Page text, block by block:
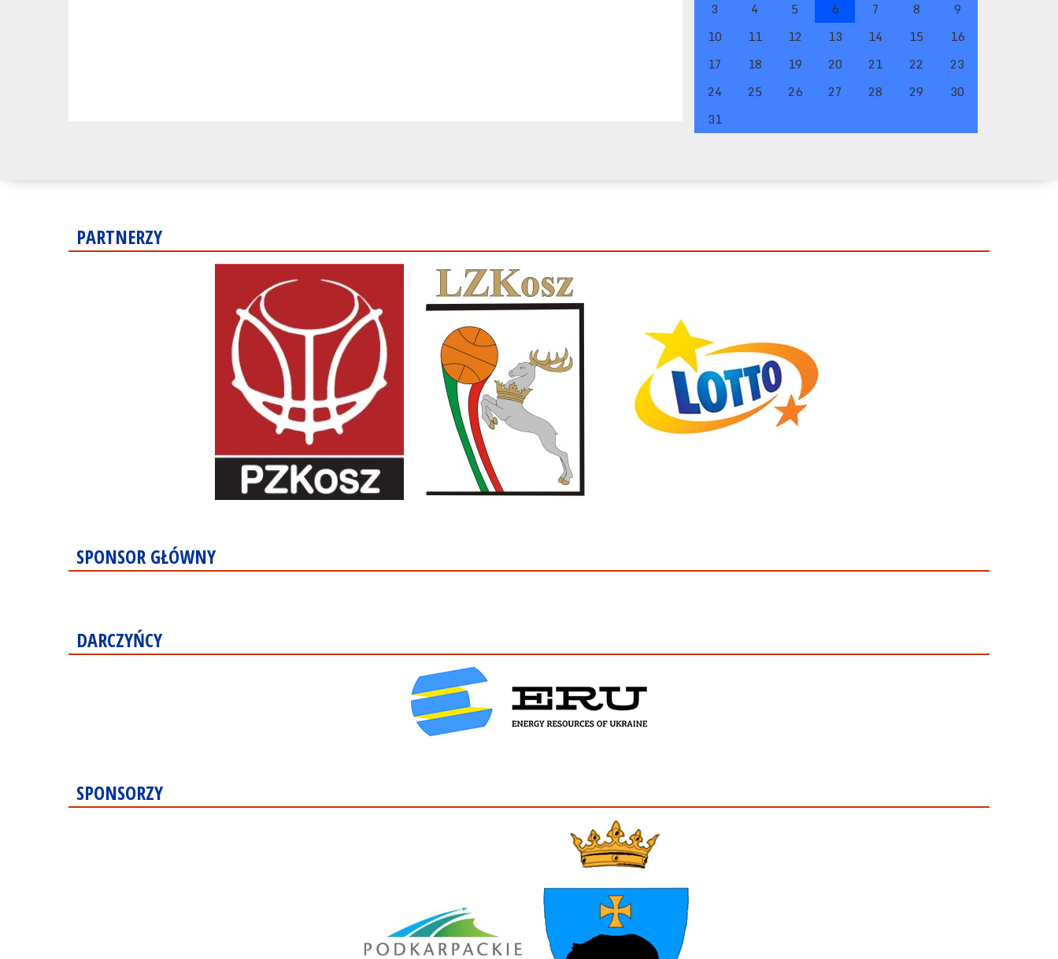
3
4 5 6 7 8
9
10
11 12 13 14 15
16
17
18 19 20 21 22
23
24
25 26 27 28 29
30
31
PARTNERZY
SPONSOR GŁÓWNY
DARCZYŃCY
SPONSORZY